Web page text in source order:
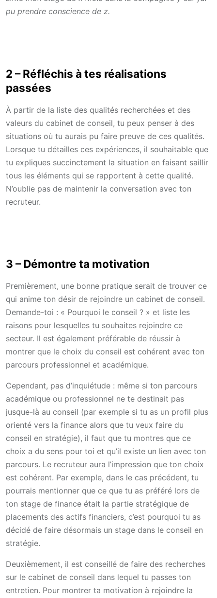
pu prendre conscience de z.
2 – Réfléchis à tes réalisations
passées
À partir de la liste des qualités recherchées et des
valeurs du cabinet de conseil, tu peux penser à des
situations où tu aurais pu faire preuve de ces qualités.
Lorsque tu détailles ces expériences, il souhaitable que
tu expliques succinctement la situation en faisant saillir
tous les éléments qui se rapportent à cette qualité.
N’oublie pas de maintenir la conversation avec ton
recruteur.
3 – Démontre ta motivation
Premièrement, une bonne pratique serait de trouver ce
qui anime ton désir de rejoindre un cabinet de conseil.
Demande-toi : « Pourquoi le conseil ? » et liste les
raisons pour lesquelles tu souhaites rejoindre ce
secteur. Il est également préférable de réussir à
montrer que le choix du conseil est cohérent avec ton
parcours professionnel et académique.
Cependant, pas d’inquiétude : même si ton parcours
académique ou professionnel ne te destinait pas
jusque-là au conseil (par exemple si tu as un profil plus
orienté vers la finance alors que tu veux faire du
conseil en stratégie), il faut que tu montres que ce
choix a du sens pour toi et qu’il existe un lien avec ton
parcours. Le recruteur aura l’impression que ton choix
est cohérent. Par exemple, dans le cas précédent, tu
pourrais mentionner que ce que tu as préféré lors de
ton stage de finance était la partie stratégique de
placements des actifs financiers, c’est pourquoi tu as
décidé de faire désormais un stage dans le conseil en
stratégie.
Deuxièmement, il est conseillé de faire des recherches
sur le cabinet de conseil dans lequel tu passes ton
entretien. Pour montrer ta motivation à rejoindre la